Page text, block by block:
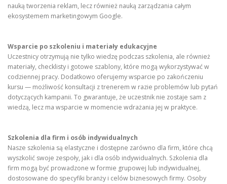
nauką tworzenia reklam, lecz również nauką zarządzania całym
ekosystemem marketingowym Google.
Wsparcie po szkoleniu i materiały edukacyjne
Uczestnicy otrzymują nie tylko wiedzę podczas szkolenia, ale również
materiały, checklisty i gotowe szablony, które mogą wykorzystywać w
codziennej pracy. Dodatkowo oferujemy wsparcie po zakończeniu
kursu — możliwość konsultacji z trenerem w razie problemów lub pytań
dotyczących kampanii. To gwarantuje, że uczestnik nie zostaje sam z
wiedzą, lecz ma wsparcie w momencie wdrażania jej w praktyce.
Szkolenia dla firm i osób indywidualnych
Nasze szkolenia są elastyczne i dostępne zarówno dla firm, które chcą
wyszkolić swoje zespoły, jak i dla osób indywidualnych. Szkolenia dla
firm mogą być prowadzone w formie grupowej lub indywidualnej,
dostosowane do specyfiki branży i celów biznesowych firmy. Osoby